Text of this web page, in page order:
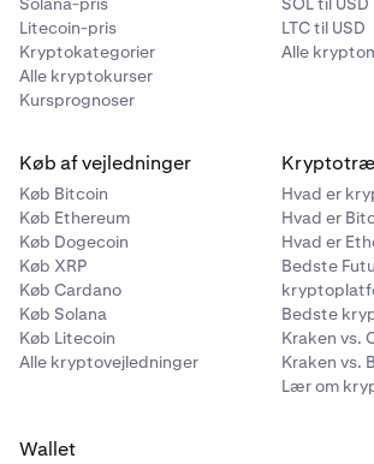
4 Vælg det kvalificerede aktiv, du
Litecoin-pris
Kryptokategorier
Alle kryptokurser
Kursprognoser
LTC til USD
Alle
Køb af vejledninger
Køb Bitcoin
Køb Ethereum
Køb Dogecoin
Køb XRP
Køb Cardano
Køb Solana
Køb Litecoin
Alle kryptovejledninger
Hvad er
Hvad er
Hvad er
Bedste
Bedste
Kraken vs.
Kraken vs.
Lær om
Wallet